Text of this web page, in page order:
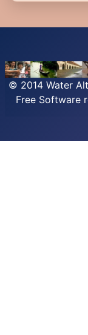
© 2014 Water
Free Software